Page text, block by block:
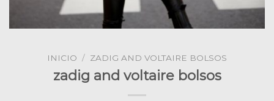
INICIO / ZADIG AND VOLTAIRE BOLSOS
zadig and voltaire bolsos